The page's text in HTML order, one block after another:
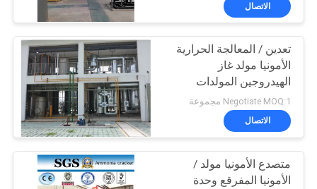
الاتصال
تعدين / المعالجة الحرارية
الأمونيا مولد غاز
الهيدروجين المولدات
Negotiate MOQ:1 مجموعة
الاتصال
متصدع الأمونيا مولد /
الأمونيا المفرقع وحدة